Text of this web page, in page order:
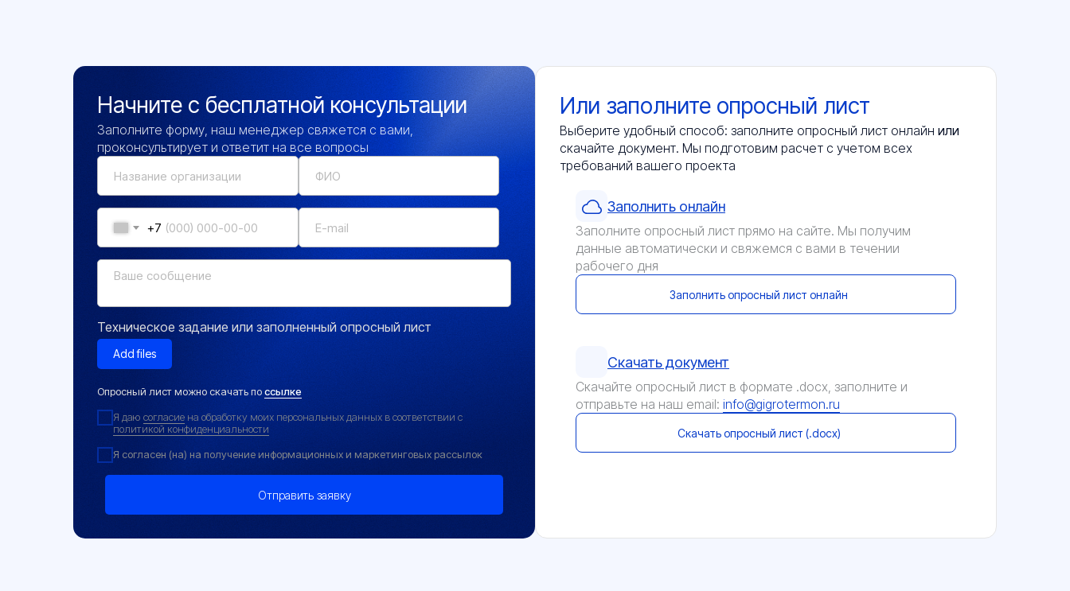
Начните с бесплатной консультации
Заполните форму, наш менеджер свяжется с вами,
проконсультирует и ответит на все вопросы
+7
Техническое задание или заполненный опросный лист
Add files
Опросный лист можно скачать поссылке
Я даю согласие на обработку моих персональных данных в соответствии с
политикой конфиденциальности
Я согласен (на) на получение информационных и маркетинговых рассылок
Отправить заявку
Или заполните опросный лист
Выберите удобный способ: заполните опросный лист онлайн или
скачайте документ. Мы подготовим расчет с учетом всех
требований вашего проекта
Заполнить онлайн
Заполните опросный лист прямо на сайте. Мы получим
данные автоматически и свяжемся с вами в течении
рабочего дня
Заполнить опросный лист онлайн
Скачать документ
Скачайте опросный лист в формате .docx, заполните и
отправьте на наш email: info@gigrotermon.ru
Скачать опросный лист (.docx)